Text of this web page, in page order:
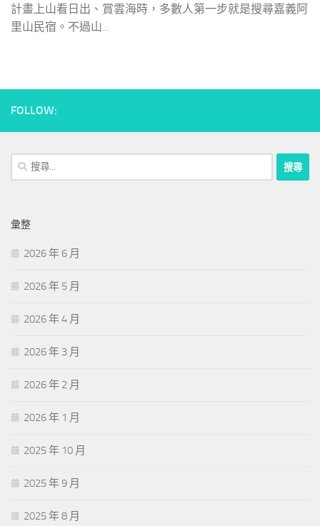
計畫上山看日出、賞雲海時，多數人第一步就是搜尋嘉義阿
里山民宿。不過山...
FOLLOW:
搜
尋
字:
彙整
2026 年 6 月
2026 年 5 月
2026 年 4 月
2026 年 3 月
2026 年 2 月
2026 年 1 月
2025 年 10 月
2025 年 9 月
2025 年 8 月